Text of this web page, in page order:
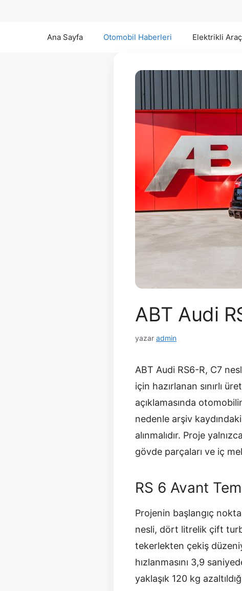
Ana Sayfa Otomobil Haberleri Elektrikli
ABT Audi
yazar admin
ABT Audi RS6-R, C7
için hazırlanan sınırlı
açıklamasında
nedenle arşiv
alınmalıdır. Proje
gövde parçaları ve iç
RS 6 Avant
Projenin başlangıç
nesli, dört litrelik çift
tekerlekten çekiş
hızlanmasını 3,9
yaklaşık 120 kg